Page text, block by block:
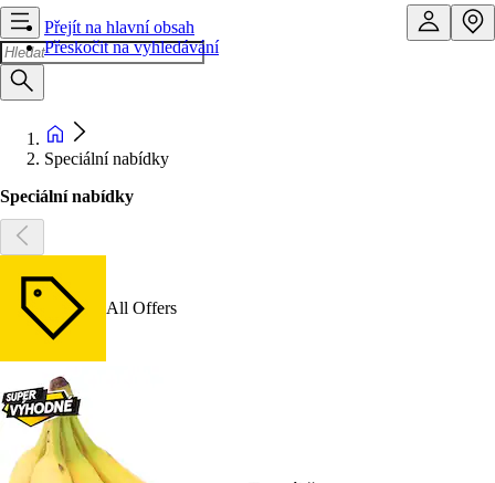
Přejít na hlavní obsah
Přeskočit na vyhledávání
Speciální nabídky
Speciální nabídky
All Offers